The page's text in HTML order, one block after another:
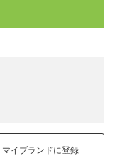
マイブランドに登録